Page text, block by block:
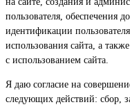
пользователя, обеспечения
идентификации
использования сайта, а
с использованием сайта.
Я даю согласие на
следующих действий: сбор,